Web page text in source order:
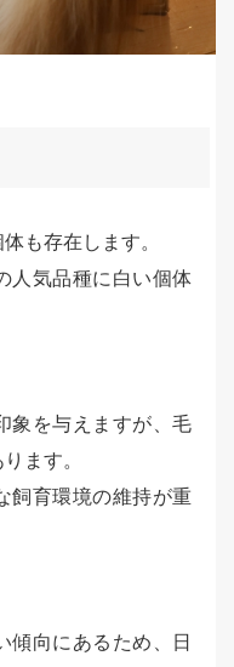
も存在します。
人気品種に白い個体
象を与えますが、毛
ます。
飼育環境の維持が重
傾向にあるため、日